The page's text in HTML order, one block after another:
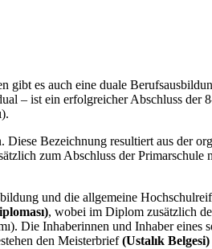
gibt es auch eine duale
– ist ein erfolgreicher Abschluss der
Bezeichnung resultiert aus der
zum Abschluss der Primarschule
und die allgemeine
, wobei im Diplom zusätzlich
Die Inhaberinnen und Inhaber eines
den Meisterbrief(Ustalık Belgesi)